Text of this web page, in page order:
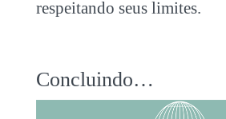
respeitando seus limites.
Concluindo…